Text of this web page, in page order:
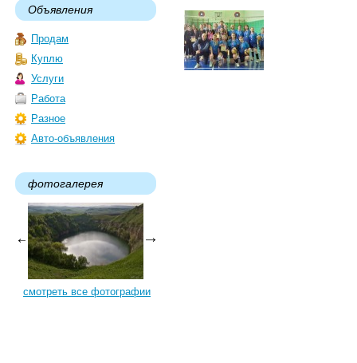
Объявления
Продам
Куплю
Услуги
Работа
Разное
Авто-объявления
фотогалерея
смотреть все фотографии